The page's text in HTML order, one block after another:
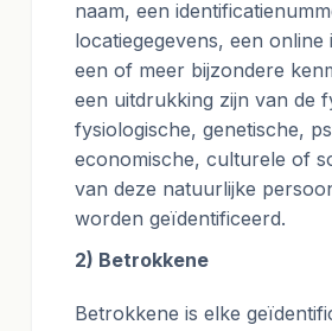
naam, een
locatiegegevens, een online
een of meer bijzondere
een uitdrukking zijn van de
fysiologische, genetische,
economische, culturele of
van deze natuurlijke
worden geïdentificeerd.
2) Betrokkene
Betrokkene is elke